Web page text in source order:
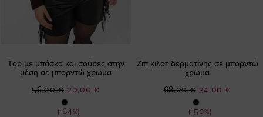
Τop με μπάσκα και σούρες στην
μέση σε μπορντώ χρώμα
(-64%)
Ειδική
Τιμή
20,00 €
56,00 €
Ζιπ κιλοτ δερματίνης σε μπορντώ
χρώμα
(-50%)
Ειδική
Τιμή
34,00 €
68,00 €